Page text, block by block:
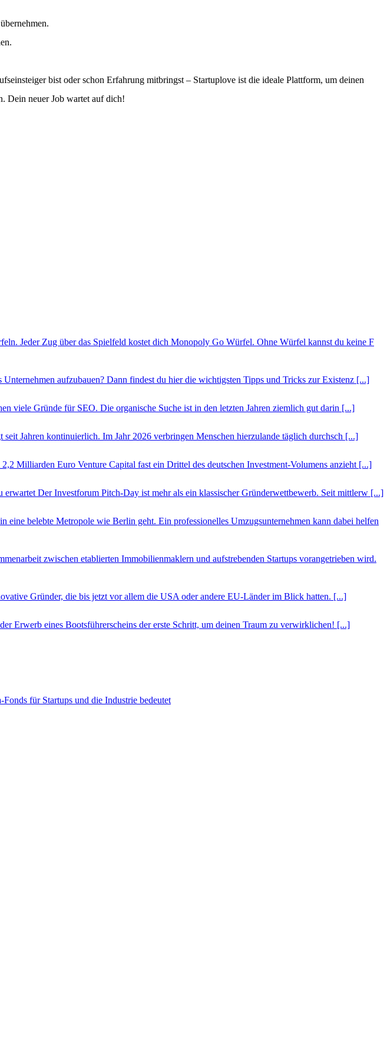
bist oder schon Erfahrung mitbringst – Startuplove ist die ideale Plattform, um deinen
Dein neuer Job wartet auf dich!
Jeder Zug über das Spielfeld kostet dich Monopoly Go Würfel. Ohne Würfel kannst du keine F
aufzubauen? Dann findest du hier die wichtigsten Tipps und Tricks zur Existenz [...]
viele Gründe für SEO. Die organische Suche ist in den letzten Jahren ziemlich gut darin [...]
Jahren kontinuierlich. Im Jahr 2026 verbringen Menschen hierzulande täglich durchsch [...]
Milliarden Euro Venture Capital fast ein Drittel des deutschen Investment-Volumens anzieht [...]
Der Investforum Pitch-Day ist mehr als ein klassischer Gründerwettbewerb. Seit mittlerw [...]
eine belebte Metropole wie Berlin geht. Ein professionelles Umzugsunternehmen kann dabei helfen
zwischen etablierten Immobilienmaklern und aufstrebenden Startups vorangetrieben wird.
Gründer, die bis jetzt vor allem die USA oder andere EU-Länder im Blick hatten. [...]
Erwerb eines Bootsführerscheins der erste Schritt, um deinen Traum zu verwirklichen! [...]
für Startups und die Industrie bedeutet